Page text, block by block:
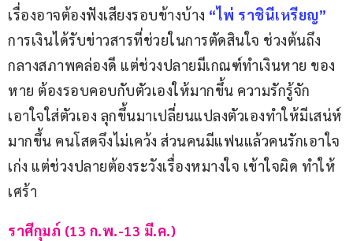
เรื่องอาจต้องฟังเสียงรอบข้างบ้าง “ไพ่ ราชินีเหรียญ”
การเงินได้รับข่าวสารที่ช่วยในการตัดสินใจ ช่วงต้นถึง
กลางสภาพคล่องดี แต่ช่วงปลายมีเกณฑ์ทำเงินหาย ของ
หาย ต้องรอบคอบกับตัวเองให้มากขึ้น ความรักรู้จัก
เอาใจใส่ตัวเอง ลุกขึ้นมาเปลี่ยนแปลงตัวเองทำให้มีเสน่ห์
มากขึ้น คนโสดจึงไม่เคว้ง ส่วนคนมีแฟนแล้วคนรักเอาใจ
เก่ง แต่ช่วงปลายต้องระวังเรื่องหมางใจ เข้าใจผิด ทำให้
เศร้า
ราศีกุมภ์ (13 ก.พ.-13 มี.ค.)